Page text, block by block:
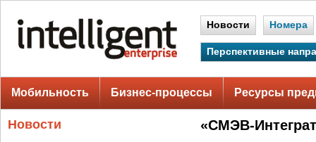
Новости Номера
Перспективные
Мобильность Бизнес-процессы Ресурсы
Новости «СМЭВ-